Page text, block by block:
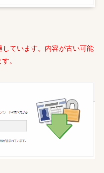
ています。内容が古い可能
。